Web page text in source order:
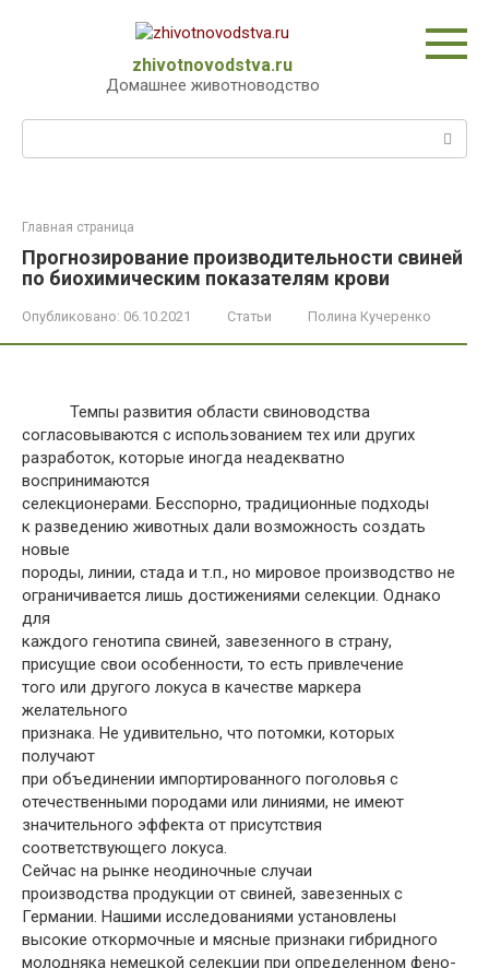
zhivotnovodstva.ru
Домашнее животноводство
Поиск:
Главная страница
Прогнозирование производительности свиней
по биохимическим показателям крови
Опубликовано: 06.10.2021 Статьи Полина Кучеренко
Темпы развития области свиноводства
согласовываются с использованием тех или других
разработок, которые иногда неадекватно
воспринимаются
селекционерами. Бесспорно, традиционные подходы
к разведению животных дали возможность создать
новые
породы, линии, стада и т.п., но мировое производство не
ограничивается лишь достижениями селекции. Однако
для
каждого генотипа свиней, завезенного в страну,
присущие свои особенности, то есть привлечение
того или другого локуса в качестве маркера
желательного
признака. Не удивительно, что потомки, которых
получают
при объединении импортированного поголовья с
отечественными породами или линиями, не имеют
значительного эффекта от присутствия
соответствующего локуса.
Сейчас на рынке неодиночные случаи
производства продукции от свиней, завезенных с
Германии. Нашими исследованиями установлены
высокие откормочные и мясные признаки гибридного
молодняка немецкой селекции при определенном фено-